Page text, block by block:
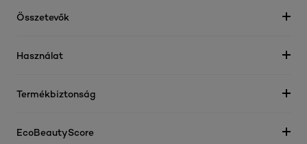
Összetevők
Használat
Termékbiztonság
EcoBeautyScore